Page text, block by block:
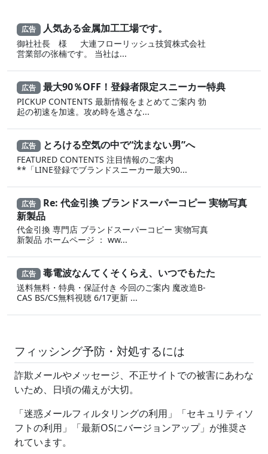
広告 人気ある金属加工工場です。
御社社長 様 大連フローリッシュ技貿株式会社
営業部の张楠です。 当社は...
広告 最大90％OFF！登録者限定スニーカー特典
PICKUP CONTENTS 最新情報をまとめてご案内 勃
起の初速を加速。攻め時を逃さな...
広告 とろける空気の中で“沈まない男”へ
FEATURED CONTENTS 注目情報のご案内
**「LINE登録でブランドスニーカー最大90...
広告 Re: 代金引換 ブランドスーパーコピー 実物写真
新製品
代金引換 専門店 ブランドスーパーコピー 実物写真
新製品 ホームページ ： ww...
広告 毒電波なんてくそくらえ、いつでもたた
送料無料・特典・保証付き 今回のご案内 魔改造B-
CAS BS/CS無料視聴 6/17更新 ...
フィッシング予防・対処するには
詐欺メールやメッセージ、不正サイトでの被害にあわな
いため、日頃の備えが大切。
「迷惑メールフィルタリングの利用」「セキュリティソ
フトの利用」「最新OSにバージョンアップ」が推奨さ
れています。